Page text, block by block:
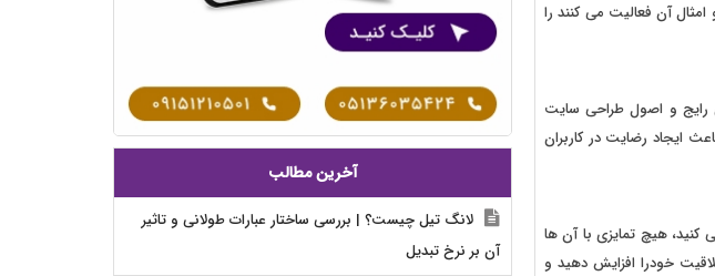
آن فعالیت می کنند را
رایج و اصول طراحی سایت
ایجاد رضایت در کاربران
هیچ تمایزی با آن ها
خودرا افزایش دهید و
آخرین مطالب
لانگ تیل چیست؟ | بررسی ساختار عبارات طولانی و تاثیر
آن بر نرخ تبدیل